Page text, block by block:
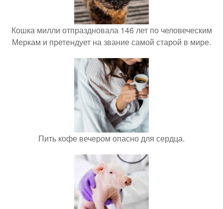
Кошка милли отпраздновала 146 лет по человеческим
Меркам и претендует на звание самой старой в мире.
Пить кофе вечером опасно для сердца.